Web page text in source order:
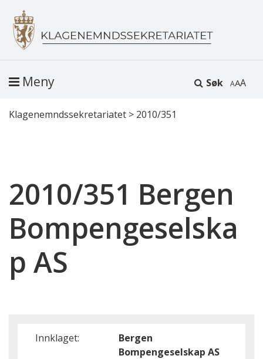
Søk A
Meny
Klagenemndssekretariatet > 2010/351
2010/351 Bergen
Bompengeselska
p AS
Innklaget:
Bergen
Bompengeselskap AS